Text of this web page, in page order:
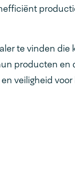
te vinden die
producten en
veiligheid